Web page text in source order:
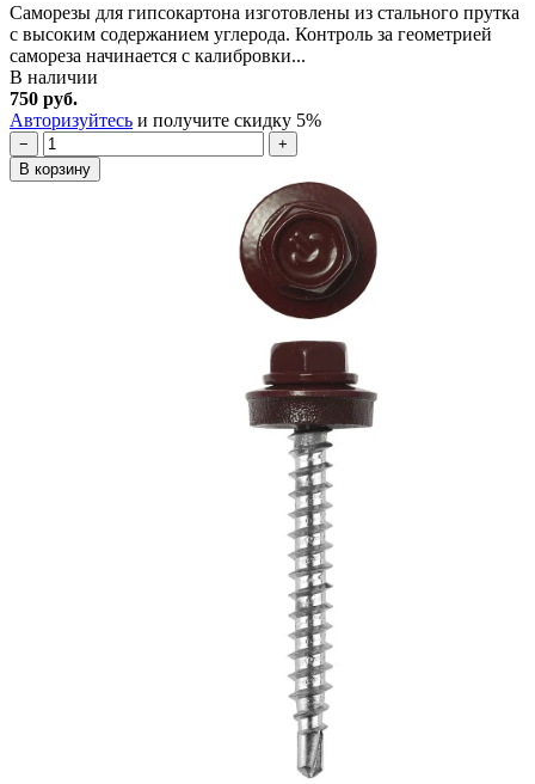
Саморезы для гипсокартона изготовлены из стального прутка
с высоким содержанием углерода. Контроль за геометрией
самореза начинается с калибровки...
В наличии
750 руб.
Авторизуйтесь и получите скидку 5%
−
+
В корзину